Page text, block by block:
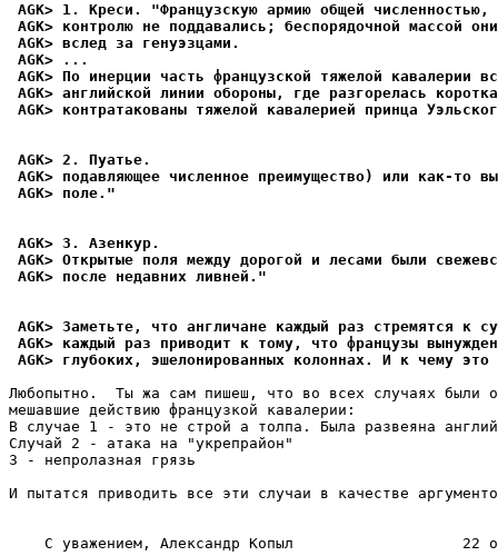
AGK> 1. Креси. "Французскую армию общей численностью,
AGK> контролю не поддавались; беспорядочной массой
AGK> вслед за генуэзцами.
AGK> ...
AGK> По инерции часть французской тяжелой кавалерии
AGK> английской линии обороны, где разгорелась
AGK> контратакованы тяжелой кавалерией принца
AGK> 2. Пуатье.
AGK> подавляющее численное преимущество) или как-то
AGK> поле."
AGK> 3. Азенкур.
AGK> Открытые поля между дорогой и лесами были
AGK> после недавних ливней."
AGK> Заметьте, что англичане каждый раз стремятся к
AGK> каждый раз приводит к тому, что французы
AGK> глубоких, эшелонированных колоннах. И к чему это
Любопытно.  Ты жа сам пишеш, что во всех случаях были
мешавшие действию французкой кавалерии:
В случае 1 - это не строй а толпа. Была развеяна
Случай 2 - атака на "укрепрайон"
3 - непролазная грязь
И пытатся приводить все эти случаи в качестве
С уважением, Александр Копыл                   22